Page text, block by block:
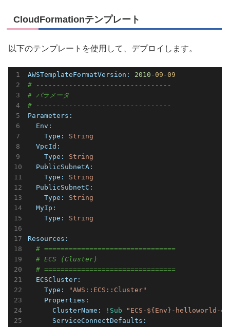
CloudFormationテンプレート
以下のテンプレートを使用して、デプロイします。
AWSTemplateFormatVersion: 2010 -09 -09
# ---------------------------------
# パラメータ
# ---------------------------------
Parameters:
  Env:
    Type:
String
  VpcId:
    Type:
String
  PublicSubnetA:
    Type:
String
  PublicSubnetC:
    Type:
String
  MyIp:
    Type:
String
Resources:
# ================================
# ECS (Cluster)
# ================================
  ECSCluster:
    Type:
"AWS::ECS::Cluster"
    Properties:
      ClusterName:
!Sub
"ECS-${Env}-helloworld-
      ServiceConnectDefaults: